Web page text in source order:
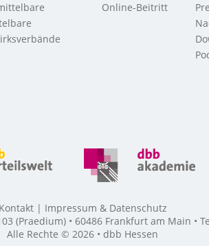
Online-Beitritt
Kontakt
Impressum & Datenschutz
(Praedium) • 60486 Frankfurt am Main •
Alle Rechte © 2026 • dbb Hessen